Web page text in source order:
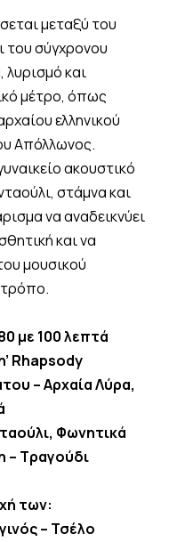
μεταξύ του
του σύγχρονου
και
μέτρο, όπως
ελληνικού
Απόλλωνος.
ακουστικό
στάμνα και
να αναδεικνύει
και να
μουσικού
με 100 λεπτά
’ Rhapsody
– Αρχαία Λύρα,
Φωνητικά
των:
– Τσέλο